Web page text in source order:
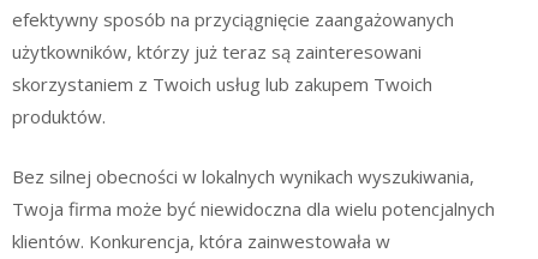
efektywny sposób na przyciągnięcie zaangażowanych
użytkowników, którzy już teraz są zainteresowani
skorzystaniem z Twoich usług lub zakupem Twoich
produktów.
Bez silnej obecności w lokalnych wynikach wyszukiwania,
Twoja firma może być niewidoczna dla wielu potencjalnych
klientów. Konkurencja, która zainwestowała w